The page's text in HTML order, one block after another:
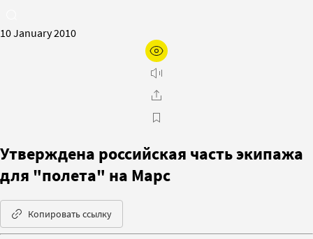
10 January 2010
Утверждена российская часть экипажа
для "полета" на Марс
Копировать ссылку